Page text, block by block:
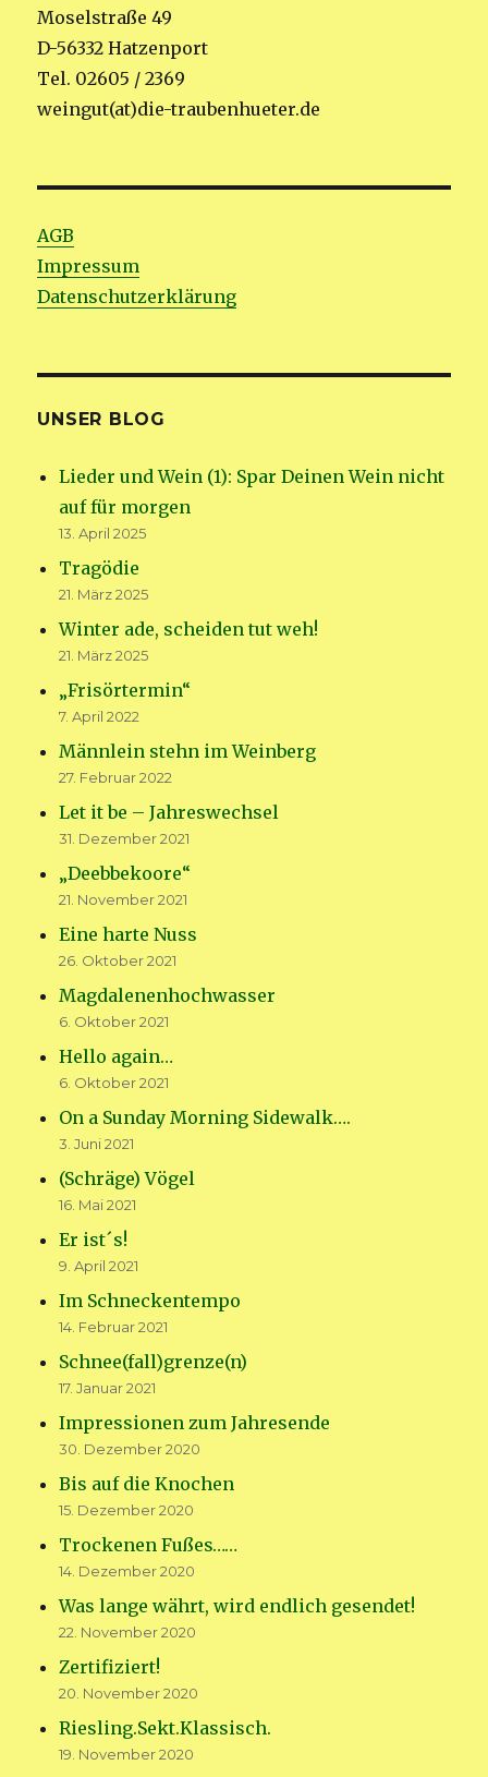
Moselstraße 49
D-56332 Hatzenport
Tel. 02605 / 2369
weingut(at)die-traubenhueter.de
AGB
Impressum
Datenschutzerklärung
UNSER BLOG
Lieder und Wein (1): Spar Deinen Wein nicht
auf für morgen
13. April 2025
Tragödie
21. März 2025
Winter ade, scheiden tut weh!
21. März 2025
„Frisörtermin“
7. April 2022
Männlein stehn im Weinberg
27. Februar 2022
Let it be – Jahreswechsel
31. Dezember 2021
„Deebbekoore“
21. November 2021
Eine harte Nuss
26. Oktober 2021
Magdalenenhochwasser
6. Oktober 2021
Hello again…
6. Oktober 2021
On a Sunday Morning Sidewalk….
3. Juni 2021
(Schräge) Vögel
16. Mai 2021
Er ist´s!
9. April 2021
Im Schneckentempo
14. Februar 2021
Schnee(fall)grenze(n)
17. Januar 2021
Impressionen zum Jahresende
30. Dezember 2020
Bis auf die Knochen
15. Dezember 2020
Trockenen Fußes……
14. Dezember 2020
Was lange währt, wird endlich gesendet!
22. November 2020
Zertifiziert!
20. November 2020
Riesling.Sekt.Klassisch.
19. November 2020